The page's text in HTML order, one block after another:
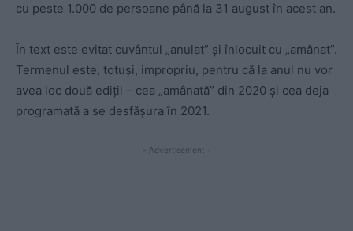
cu peste 1.000 de persoane până la 31 august în acest an.
În text este evitat cuvântul „anulat” și înlocuit cu „amânat”.
Termenul este, totuși, impropriu, pentru că la anul nu vor
avea loc două ediții – cea „amânată” din 2020 și cea deja
programată a se desfășura în 2021.
- Advertisement -